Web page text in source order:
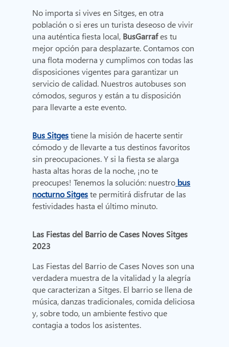
No importa si vives en Sitges, en otra
población o si eres un turista deseoso de vivir
una auténtica fiesta local, BusGarrafes tu
mejor opción para desplazarte. Contamos con
una flota moderna y cumplimos con todas las
disposiciones vigentes para garantizar un
servicio de calidad. Nuestros autobuses son
cómodos, seguros y están a tu disposición
para llevarte a este evento.
Bus Sitgestiene la misión de hacerte sentir
cómodo y de llevarte a tus destinos favoritos
sin preocupaciones. Y si la fiesta se alarga
hasta altas horas de la noche, ¡no te
preocupes! Tenemos la solución: nuestro bus
nocturno Sitgeste permitirá disfrutar de las
festividades hasta el último minuto.
Las Fiestas del Barrio de Cases Noves Sitges
2023
Las Fiestas del Barrio de Cases Noves son una
verdadera muestra de la vitalidad y la alegría
que caracterizan a Sitges. El barrio se llena de
música, danzas tradicionales, comida deliciosa
y, sobre todo, un ambiente festivo que
contagia a todos los asistentes.